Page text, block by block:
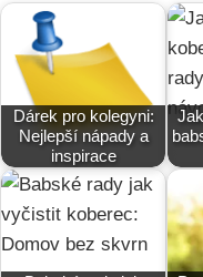
Dárek pro kolegyni:
Nejlepší nápady a
inspirace